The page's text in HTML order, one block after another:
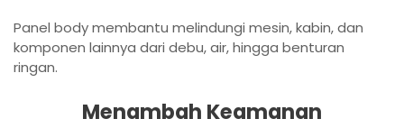
Panel body membantu melindungi mesin, kabin, dan
komponen lainnya dari debu, air, hingga benturan
ringan.
Menambah Keamanan